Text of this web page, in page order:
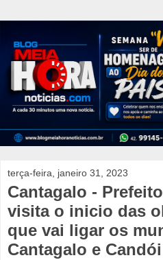
terça-feira, janeiro 31, 2023
Cantagalo -
visita o inicio das
que vai ligar os
Cantagalo e Candói